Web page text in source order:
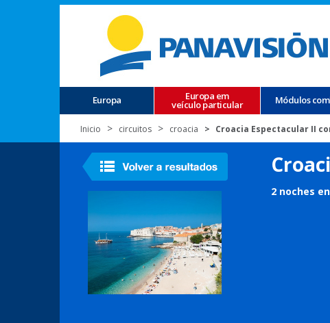
Europa Europa em
veículo particular Módulos
Inicio circuitos croacia Croacia Espectacular II
2 noches